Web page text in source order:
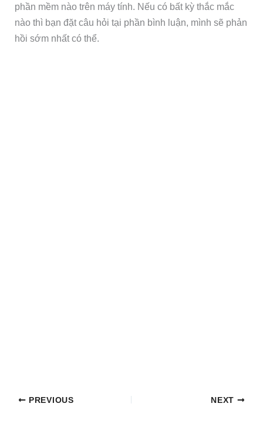
phần mềm nào trên máy tính. Nếu có bất kỳ thắc mắc
nào thì bạn đặt câu hỏi tại phần bình luận, mình sẽ phản
hồi sớm nhất có thể.
PREVIOUS NEXT